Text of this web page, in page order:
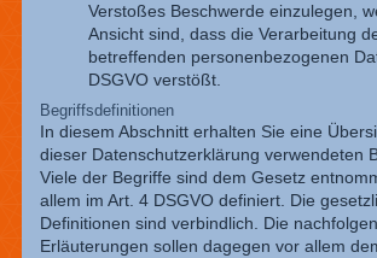
Verstoßes Beschwerde einzulegen,
Ansicht sind, dass die Verarbeitung
betreffenden personenbezogenen
DSGVO verstößt.
Begriffsdefinitionen
In diesem Abschnitt erhalten Sie eine
dieser Datenschutzerklärung verwendeten
Viele der Begriffe sind dem Gesetz
allem im Art. 4 DSGVO definiert. Die
Definitionen sind verbindlich. Die
Erläuterungen sollen dagegen vor allem